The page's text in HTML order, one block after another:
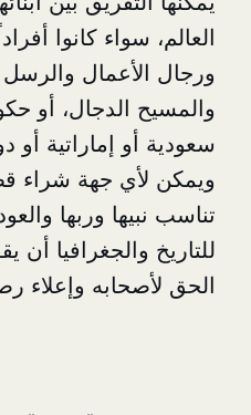
كانوا أفراداً مثل
والرسل والأنبياء
أو حكومات دول
أو دول احتلال
جهة شراء قطعة الأرض
وربها والعودة إليها،
أن يقفا عائقاً أمام
وإعلاء رصيده البنكي.